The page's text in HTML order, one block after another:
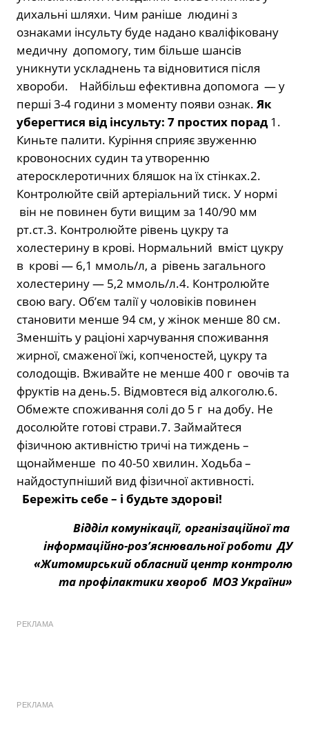
дихальні шляхи. Чим раніше людині з
ознаками інсульту буде надано кваліфіковану
медичну допомогу, тим більше шансів
уникнути ускладнень та відновитися після
хвороби. Найбільш ефективна допомога — у
перші 3-4 години з моменту появи ознак. Як
уберегтися від інсульту: 7 простих порад 1.
Киньте палити. Куріння сприяє звуженню
кровоносних судин та утворенню
атеросклеротичних бляшок на їх стінках.2.
Контролюйте свій артеріальний тиск. У нормі
він не повинен бути вищим за 140/90 мм
рт.ст.3. Контролюйте рівень цукру та
холестерину в крові. Нормальний вміст цукру
в крові — 6,1 ммоль/л, а рівень загального
холестерину — 5,2 ммоль/л.4. Контролюйте
свою вагу. Об’єм талії у чоловіків повинен
становити менше 94 см, у жінок менше 80 см.
Зменшіть у раціоні харчування споживання
жирної, смаженої їжі, копченостей, цукру та
солодощів. Вживайте не менше 400 г овочів та
фруктів на день.5. Відмовтеся від алкоголю.6.
Обмежте споживання солі до 5 г на добу. Не
досолюйте готові страви.7. Займайтеся
фізичною активністю тричі на тиждень –
щонайменше по 40-50 хвилин. Ходьба –
найдоступніший вид фізичної активності.
Бережіть себе – і будьте здорові!
Відділ комунікації, організаційної та
інформаційно-роз’яснювальної роботи ДУ
«Житомирський обласний центр контролю
та профілактики хвороб МОЗ України»
РЕКЛАМА
РЕКЛАМА